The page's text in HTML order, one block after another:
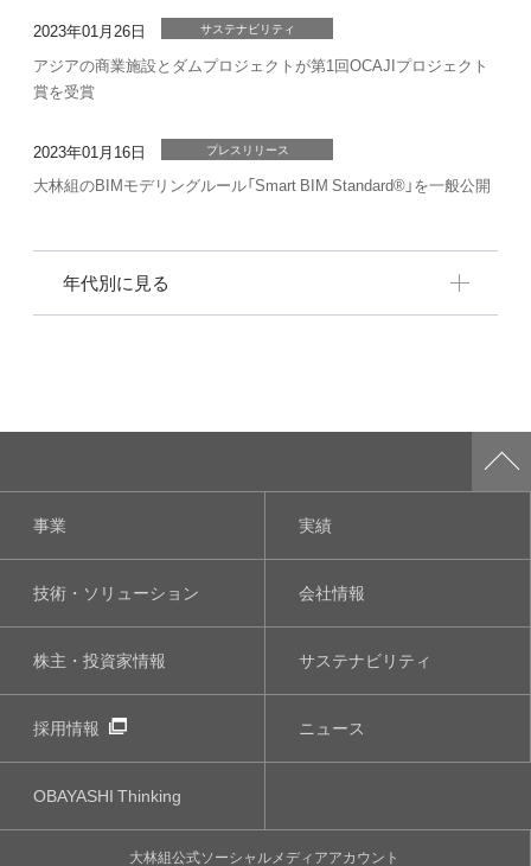
2023年01月26日 サステナビリティ
アジアの商業施設とダムプロジェクトが第1回OCAJIプロジェクト
賞を受賞
2023年01月16日 プレスリリース
大林組のBIMモデリングルール「Smart BIM Standard®」を一般公開
年代別に見る
事業 実績
技術・ソリューション 会社情報
株主・投資家情報 サステナビリティ
採用情報 ニュース
OBAYASHIThinking
大林組公式ソーシャルメディアアカウント